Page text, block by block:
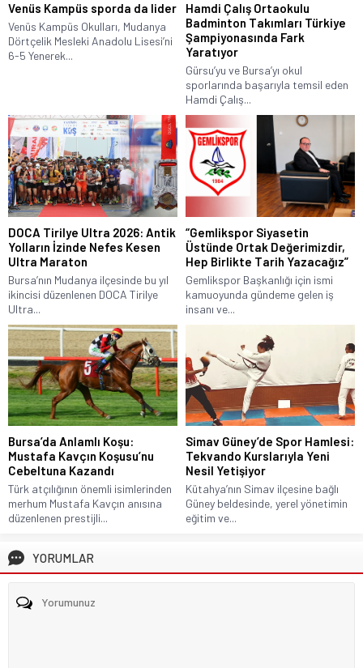
Venüs Kampüs ‎sporda da lider
Venüs Kampüs Okulları, Mudanya
Dörtçelik Mesleki Anadolu Lisesi’ni
6-5 Yenerek...
Hamdi Çalış Ortaokulu
Badminton Takımları Türkiye
Şampiyonasında Fark
Yaratıyor
Gürsu’yu ve Bursa’yı okul
sporlarında başarıyla temsil eden
Hamdi Çalış...
DOCA Tirilye Ultra 2026: Antik
Yolların İzinde Nefes Kesen
Ultra Maraton
Bursa’nın Mudanya ilçesinde bu yıl
ikincisi düzenlenen DOCA Tirilye
Ultra...
“Gemlikspor Siyasetin
Üstünde Ortak Değerimizdir,
Hep Birlikte Tarih Yazacağız”
Gemlikspor Başkanlığı için ismi
kamuoyunda gündeme gelen iş
insanı ve...
Bursa’da Anlamlı Koşu:
Mustafa Kavçın Koşusu’nu
Cebeltuna Kazandı
Türk atçılığının önemli isimlerinden
merhum Mustafa Kavçın anısına
düzenlenen prestijli...
Simav Güney’de Spor Hamlesi:
Tekvando Kurslarıyla Yeni
Nesil Yetişiyor
Kütahya’nın Simav ilçesine bağlı
Güney beldesinde, yerel yönetimin
eğitim ve...
YORUMLAR